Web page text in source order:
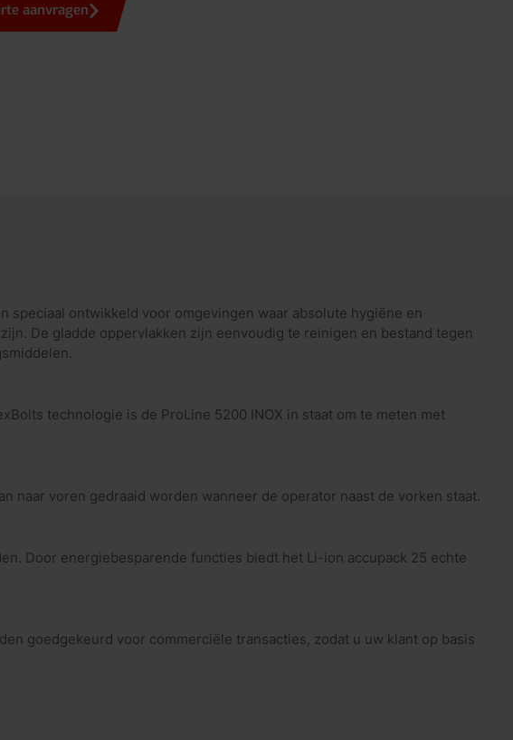
aanvragen
speciaal ontwikkeld voor omgevingen waar absolute hygiëne en
De gladde oppervlakken zijn eenvoudig te reinigen en bestand tegen
technologie is de ProLine 5200 INOX in staat om te meten met
naar voren gedraaid worden wanneer de operator naast de vorken staat.
Door energiebesparende functies biedt het Li-ion accupack 25 echte
goedgekeurd voor commerciële transacties, zodat u uw klant op basis